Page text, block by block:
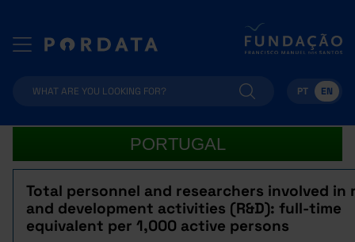
PT EN
PORTUGAL
Total personnel and researchers involved in
and development activities (R&D): full-time
equivalent per 1,000 active persons